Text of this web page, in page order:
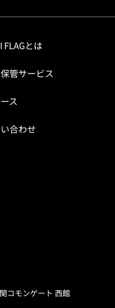
FLAGとは
管サービス
ス
合わせ
コモンゲート 西館